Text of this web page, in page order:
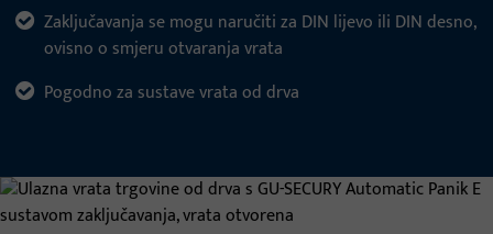
Zaključavanja se mogu naručiti za DIN lijevo ili DIN desno,
ovisno o smjeru otvaranja vrata
Pogodno za sustave vrata od drva